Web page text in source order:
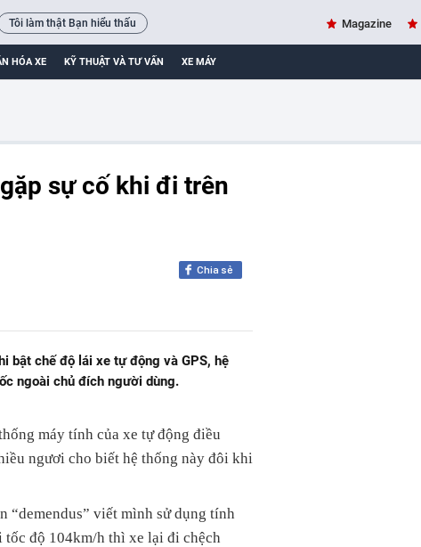
Tôi làm thật Bạn hiểu thấu Magazine
HÓA XE KỸ THUẬT VÀ TƯ VẤN XE MÁY
sự cố khi đi trên
Chia sẻ
bật chế độ lái xe tự động và GPS, hệ
ngoài chủ đích người dùng.
máy tính của xe tự động điều
ngươi cho biết hệ thống này đôi khi
“demendus” viết mình sử dụng tính
độ 104km/h thì xe lại đi chệch